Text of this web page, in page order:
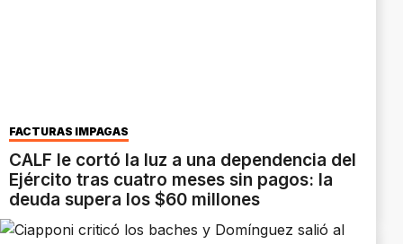
FACTURAS IMPAGAS
CALF le cortó la luz a una dependencia del
Ejército tras cuatro meses sin pagos: la
deuda supera los $60 millones